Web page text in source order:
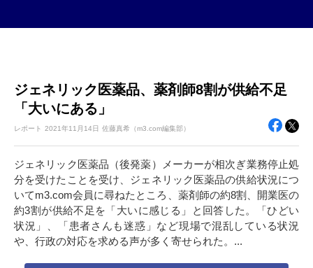
ジェネリック医薬品、薬剤師8割が供給不足
「大いにある」
レポート 2021年11月14日 佐藤真希（m3.com編集部）
ジェネリック医薬品（後発薬）メーカーが相次ぎ業務停止処
分を受けたことを受け、ジェネリック医薬品の供給状況につ
いてm3.com会員に尋ねたところ、薬剤師の約8割、開業医の
約3割が供給不足を「大いに感じる」と回答した。「ひどい
状況」、「患者さんも迷惑」など現場で混乱している状況
や、行政の対応を求める声が多く寄せられた。...